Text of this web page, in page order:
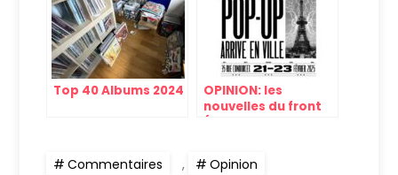
Top 40 Albums 2024
OPINION: les
nouvelles du front
(streaming,
Commentaires ,
Opinion